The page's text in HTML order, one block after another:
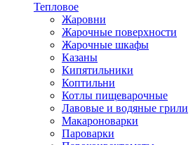
Тепловое
Жаровни
Жарочные поверхности
Жарочные шкафы
Казаны
Кипятильники
Коптильни
Котлы пищеварочные
Лавовые и водяные грили
Макароноварки
Пароварки